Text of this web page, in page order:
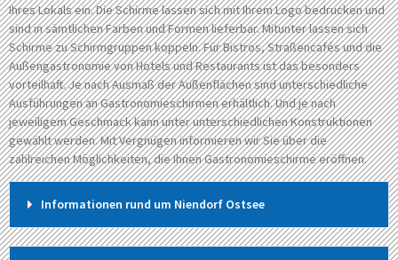
Ihres Lokals ein. Die Schirme lassen sich mit Ihrem Logo bedrucken und
sind in sämtlichen Farben und Formen lieferbar. Mitunter lassen sich
Schirme zu Schirmgruppen koppeln. Für Bistros, Straßencafés und die
Außengastronomie von Hotels und Restaurants ist das besonders
vorteilhaft. Je nach Ausmaß der Außenflächen sind unterschiedliche
Ausführungen an Gastronomieschirmen erhältlich. Und je nach
jeweiligem Geschmack kann unter unterschiedlichen Konstruktionen
gewählt werden. Mit Vergnügen informieren wir Sie über die
zahlreichen Möglichkeiten, die Ihnen Gastronomieschirme eröffnen.
Informationen rund um Niendorf Ostsee